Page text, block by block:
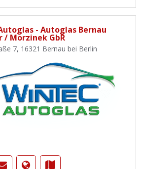
- Autoglas Bernau
/ Morzinek GbR
7, 16321 Bernau bei Berlin